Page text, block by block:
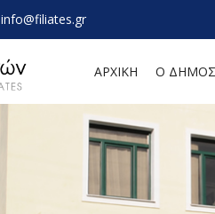
info@filiates.gr
ΑΡΧΙΚΗ Ο ΔΗΜΟΣ